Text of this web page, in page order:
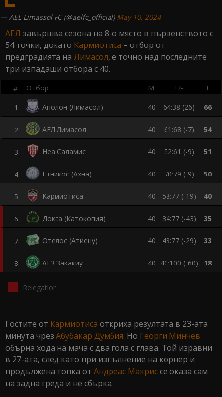
— AEL Limassol FC (@aelfc_official) May 10, 2024
АЕЛ завършва сезона на 8-о място в първенството с
54 точки, докато Кармиотиса – отбор от
предградията на Лимасол, е точно над последните
три изпадащи отбора с 40.
# Отбор М +/- Т
1 . Аполон (Лимасол) 40 64:38 (26) 66
2. АЕЛ Лимасол 40 61:68 (-7) 54
3. Неа Саламис 40 52:61 (-9) 51
4. Етникос (Ахна) 40 70:79 (-9) 50
5. Кармиотиса 40 58:77 (-19) 40
6. Докса (Катокопия) 40 34:77 (-43) 35
7. Отелос (Атиену) 40 48:77 (-29) 33
8. АЕЗ Закакиу 40 40:100 (-60) 18
Relegation
Гостите от Кармиотиса откриха резултата в 23-ата
минута чрез Абубакар Думбия. Но Георги Минчев
обърна хода на мача с два гола с глава. Той изравни
в 27-ата, след като при изпълнение на корнер и
продължена топка от Андреас Макриссе оказа сам
на задна греда и не сбърка.